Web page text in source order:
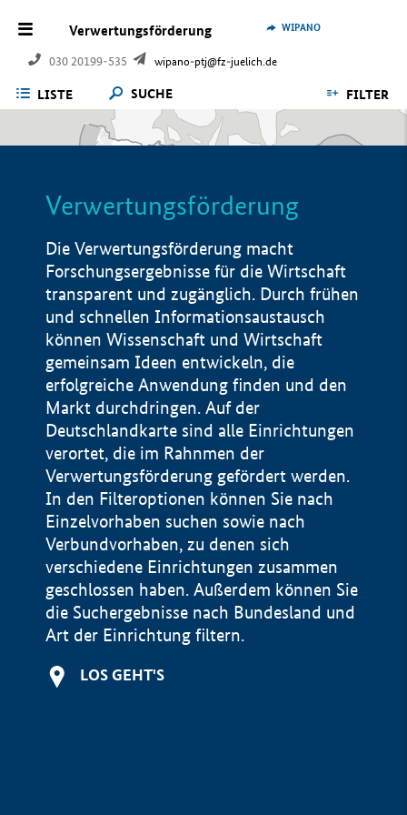
Verwertungsförderung
030 20199-535 wipano-ptj@fz-juelich.de
WIPANO
LISTE SUCHE FILTER
Verwertungsförderung
Die Verwertungsförderung macht
Forschungsergebnisse für die Wirtschaft
transparent und zugänglich. Durch frühen
und schnellen Informationsaustausch
können Wissenschaft und Wirtschaft
gemeinsam Ideen entwickeln, die
erfolgreiche Anwendung finden und den
Markt durchdringen. Auf der
Deutschlandkarte sind alle Einrichtungen
verortet, die im Rahnmen der
Verwertungsförderung gefördert werden.
In den Filteroptionen können Sie nach
Einzelvorhaben suchen sowie nach
Verbundvorhaben, zu denen sich
verschiedene Einrichtungen zusammen
geschlossen haben. Außerdem können Sie
die Suchergebnisse nach Bundesland und
Art der Einrichtung filtern.
LOS GEHT'S